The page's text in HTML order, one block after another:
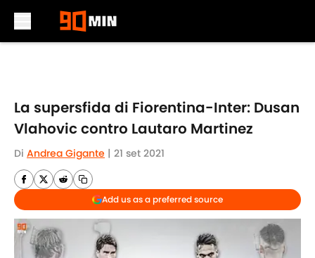
La supersfida di Fiorentina-Inter: Dusan
Vlahovic contro Lautaro Martinez
Di Andrea Gigante | 21 set 2021
Add us as a preferred source